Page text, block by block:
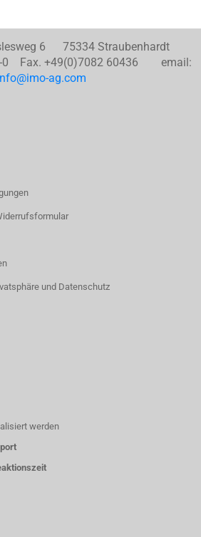
6 75334 Straubenhardt
0 Fax. +49(0)7082 60436 email:
ag.com
und Datenschutz
werden